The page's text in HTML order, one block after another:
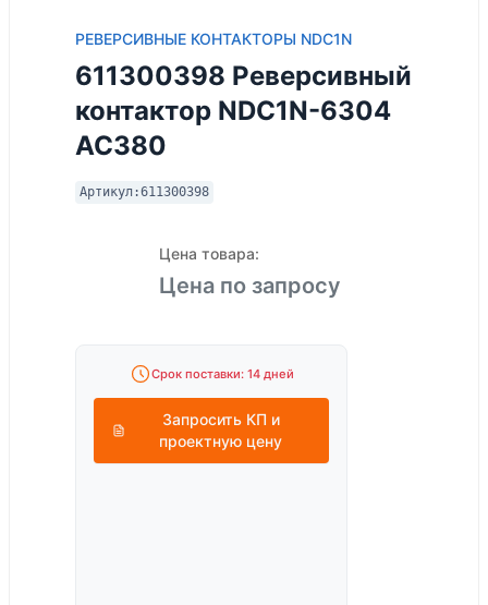
РЕВЕРСИВНЫЕ КОНТАКТОРЫ NDC1N
611300398 Реверсивный
контактор NDC1N-6304
AC380
Артикул:611300398
Цена товара:
Цена по запросу
Срок поставки: 14 дней
Запросить КП и
проектную цену